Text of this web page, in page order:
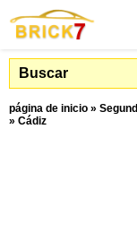
Buscar
página de inicio »
» Cádiz